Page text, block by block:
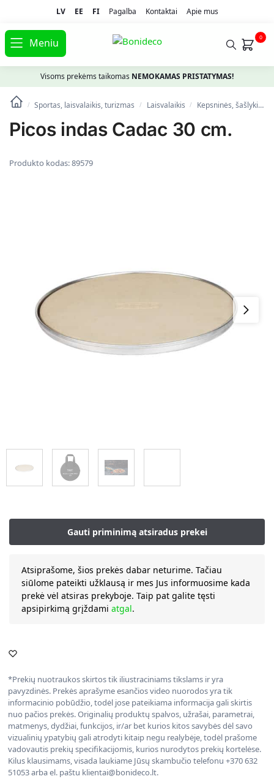
LV EE FI Pagalba Kontaktai Apie mus
Meniu 0
Visoms prekėms taikomas NEMOKAMAS PRISTATYMAS!
/ Sportas, laisvalaikis, turizmas / Laisvalaikis / Kepsninės, šašlykinės, rūkyklos
Picos indas Cadac 30 cm.
Produkto kodas:89579
Atsiprašome, šios prekės dabar neturime. Tačiau
siūlome pateikti užklausą ir mes Jus informuosime kada
prekė vėl atsiras prekyboje. Taip pat galite tęsti
apsipirkimą grįždami atgal.
*Prekių nuotraukos skirtos tik iliustraciniams tikslams ir yra
pavyzdinės. Prekės aprašyme esančios video nuorodos yra tik
informacinio pobūdžio, todėl jose pateikiama informacija gali skirtis
nuo pačios prekės. Originalių produktų spalvos, užrašai, parametrai,
matmenys, dydžiai, funkcijos, ir/ar bet kurios kitos savybės dėl savo
vizualinių ypatybių gali atrodyti kitaip negu realybėje, todėl prašome
vadovautis prekių specifikacijomis, kurios nurodytos prekių kortelėse.
Kilus klausimams, visada laukiame Jūsų skambučio telefonu +370 632
51053 arba el. paštu klientai@bonideco.lt.